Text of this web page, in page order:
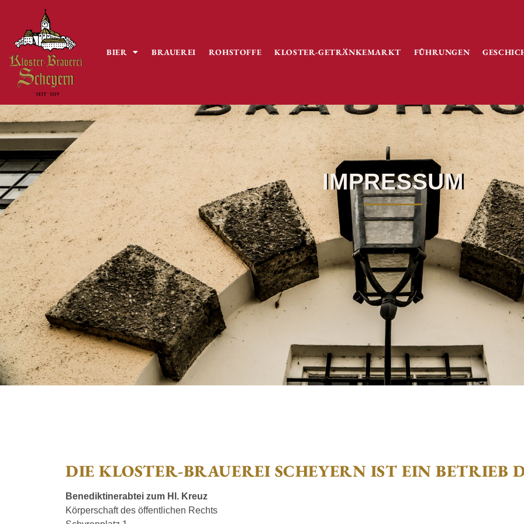
BIER BRAUEREI ROHSTOFFE KLOSTER-GETRÄNKEMARKT FÜHRUNGEN
IMPRESSUM
DIE KLOSTER-BRAUEREI SCHEYERN IST EIN BETRIEB
Benediktinerabtei zum Hl. Kreuz
Körperschaft des öffentlichen Rechts